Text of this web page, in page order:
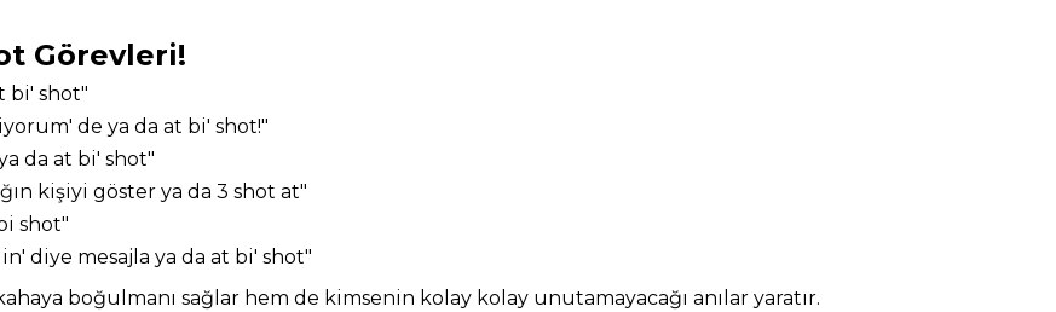
Görevleri!
bi' shot"
de ya da at bi' shot!"
da at bi' shot"
kişiyi göster ya da 3 shot at"
shot"
diye mesajla ya da at bi' shot"
boğulmanı sağlar hem de kimsenin kolay kolay unutamayacağı anılar yaratır.